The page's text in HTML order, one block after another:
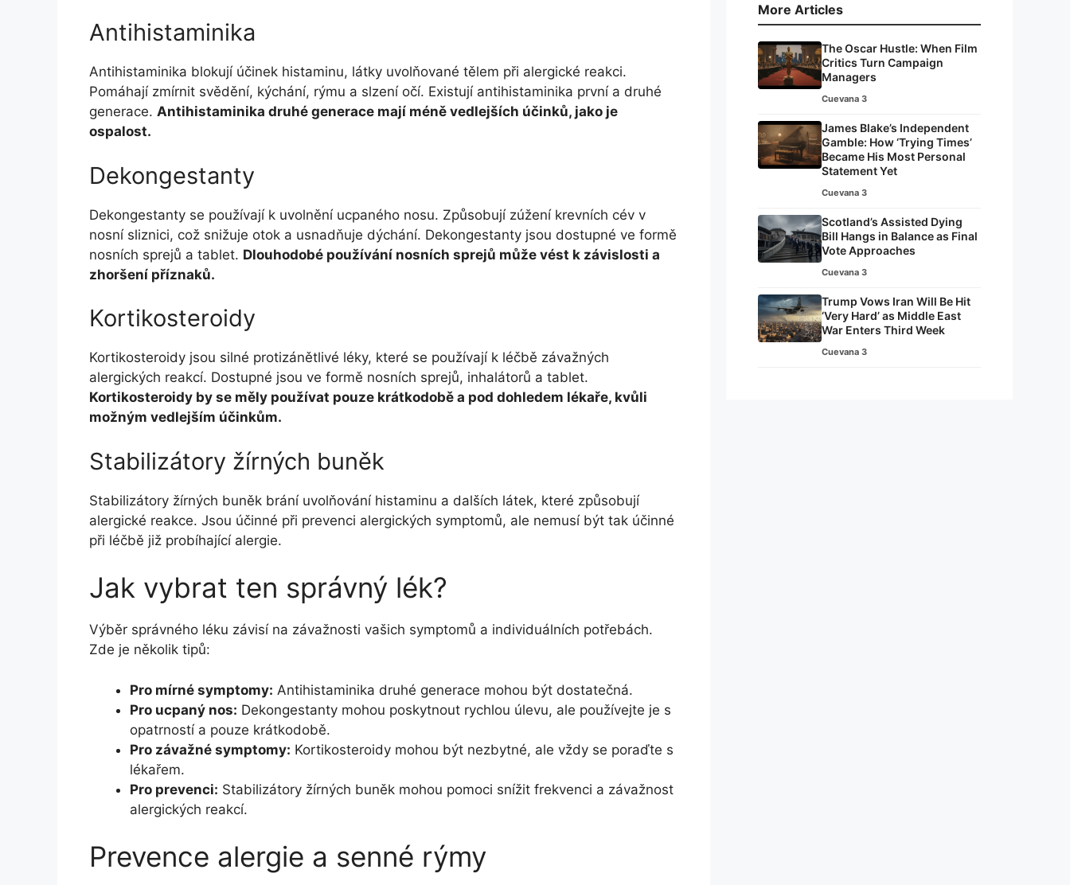
Antihistaminika
Antihistaminika blokují účinek histaminu, látky uvolňované tělem při alergické reakci.
Pomáhají zmírnit svědění, kýchání, rýmu a slzení očí. Existují antihistaminika první a druhé
generace. Antihistaminika druhé generace mají méně vedlejších účinků, jako je
ospalost.
Dekongestanty
Dekongestanty se používají k uvolnění ucpaného nosu. Způsobují zúžení krevních cév v
nosní sliznici, což snižuje otok a usnadňuje dýchání. Dekongestanty jsou dostupné ve formě
nosních sprejů a tablet. Dlouhodobé používání nosních sprejů může vést k závislosti a
zhoršení příznaků.
Kortikosteroidy
Kortikosteroidy jsou silné protizánětlivé léky, které se používají k léčbě závažných
alergických reakcí. Dostupné jsou ve formě nosních sprejů, inhalátorů a tablet.
Kortikosteroidy by se měly používat pouze krátkodobě a pod dohledem lékaře, kvůli
možným vedlejším účinkům.
Stabilizátory žírných buněk
Stabilizátory žírných buněk brání uvolňování histaminu a dalších látek, které způsobují
alergické reakce. Jsou účinné při prevenci alergických symptomů, ale nemusí být tak účinné
při léčbě již probíhající alergie.
Jak vybrat ten správný lék?
Výběr správného léku závisí na závažnosti vašich symptomů a individuálních potřebách.
Zde je několik tipů:
Pro mírné symptomy: Antihistaminika druhé generace mohou být dostatečná.
Pro ucpaný nos: Dekongestanty mohou poskytnout rychlou úlevu, ale používejte je s
opatrností a pouze krátkodobě.
Pro závažné symptomy: Kortikosteroidy mohou být nezbytné, ale vždy se poraďte s
lékařem.
Pro prevenci: Stabilizátory žírných buněk mohou pomoci snížit frekvenci a závažnost
alergických reakcí.
Prevence alergie a senné rýmy
More Articles
The Oscar Hustle: When Film
Critics Turn Campaign
Managers
Cuevana 3
James Blake’s Independent
Gamble: How ‘Trying Times’
Became His Most Personal
Statement Yet
Cuevana 3
Scotland’s Assisted Dying
Bill Hangs in Balance as Final
Vote Approaches
Cuevana 3
Trump Vows Iran Will Be Hit
‘Very Hard’ as Middle East
War Enters Third Week
Cuevana 3